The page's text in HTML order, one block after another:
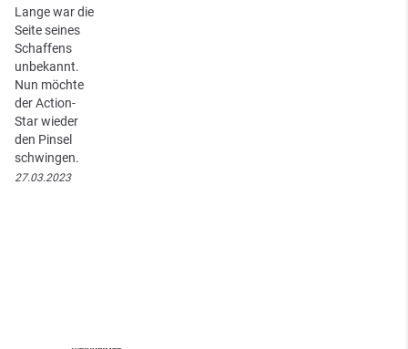
Lange war die
Seite seines
Schaffens
unbekannt.
Nun möchte
der Action-
Star wieder
den Pinsel
schwingen.
27.03.2023